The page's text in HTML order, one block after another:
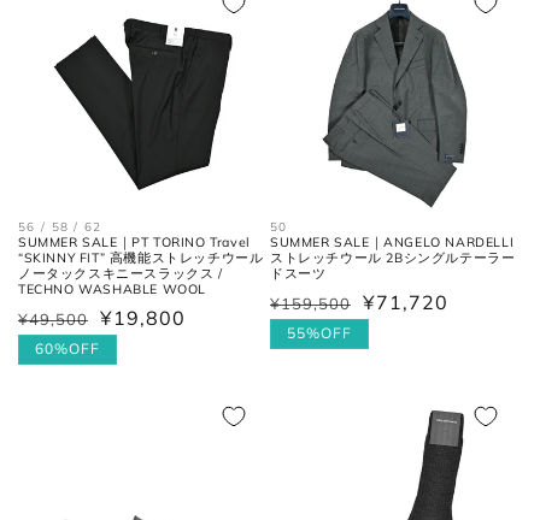
56 / 58 / 62
SUMMER SALE｜PT TORINO Travel
“SKINNY FIT” 高機能ストレッチウール
ノータックスキニースラックス /
TECHNO WASHABLE WOOL
通
常
¥49,500
セ
ー
¥19,800
60%OFF
50
SUMMER SALE｜ANGELO NARDELLI
ストレッチウール 2Bシングルテーラー
ドスーツ
通
常
¥159,500
セ
ー
¥71,720
55%OFF
ウエス
ト
平置きにし、自然なテンションを
加え端と端を結んだ長さ×2。
フロントの上端から股下の縫い目
股下の縫い目の交点から、内側の
股下の縫い目の交点から、5cm裾